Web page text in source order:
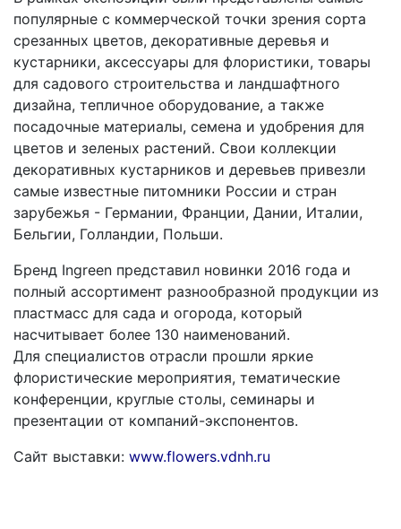
популярные с коммерческой точки зрения сорта
срезанных цветов, декоративные деревья и
кустарники, аксессуары для флористики, товары
для садового строительства и ландшафтного
дизайна, тепличное оборудование, а также
посадочные материалы, семена и удобрения для
цветов и зеленых растений. Свои коллекции
декоративных кустарников и деревьев привезли
самые известные питомники России и стран
зарубежья - Германии, Франции, Дании, Италии,
Бельгии, Голландии, Польши.
Бренд Ingreen представил новинки 2016 года и
полный ассортимент разнообразной продукции из
пластмасс для сада и огорода, который
насчитывает более 130 наименований.
Для специалистов отрасли прошли яркие
флористические мероприятия, тематические
конференции, круглые столы, семинары и
презентации от компаний-экспонентов.
Сайт выставки: www.flowers.vdnh.ru